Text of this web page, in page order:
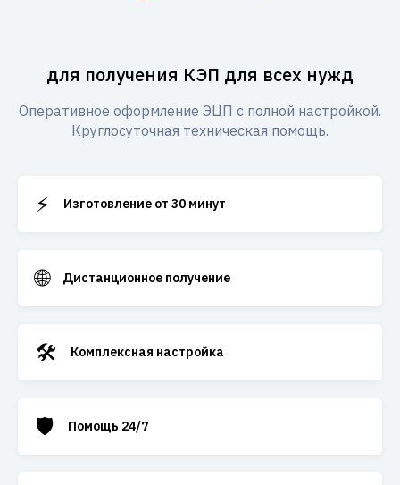
для получения КЭП для всех нужд
Оперативное оформление ЭЦП с полной настройкой.
Круглосуточная техническая помощь.
⚡ Изготовление от 30 минут
🌐 Дистанционное получение
🛠️ Комплексная настройка
🛡️ Помощь 24/7